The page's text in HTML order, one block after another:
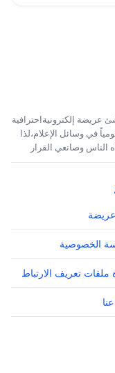
عريضة إلكترونيةاحترافية
في وسائل الإعلام،لذا
وصانعي القرار
عريضة
الخصوصية
ملفات تعريف الارتباط